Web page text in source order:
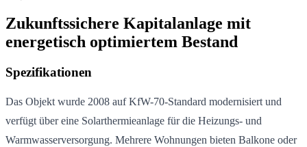
Zukunftssichere Kapitalanlage mit
energetisch optimiertem Bestand
Spezifikationen
Das Objekt wurde 2008 auf KfW-70-Standard modernisiert und
verfügt über eine Solarthermieanlage für die Heizungs- und
Warmwasserversorgung. Mehrere Wohnungen bieten Balkone oder